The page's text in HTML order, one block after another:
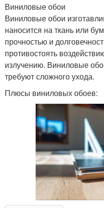
Виниловые обои
Виниловые обои
наносится на ткань или
прочностью и
противостоять
излучению. Виниловые
требуют сложного ухода.
Плюсы виниловых обоев: